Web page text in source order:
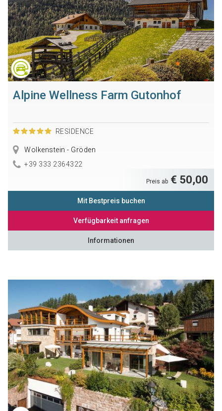
Alpine Wellness Farm Gutonhof
RESIDENCE
Wolkenstein - Gröden
+39 333 2364322
Preis ab € 50,00
Mit Bestpreis buchen
Verfügbarkeit anfragen
Informationen